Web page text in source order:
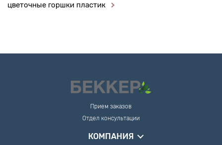
цветочные горшки пластик
Прием заказов
Отдел консультации
КОМПАНИЯ